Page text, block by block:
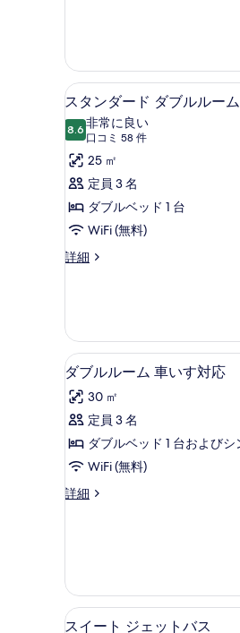
ム
の
す
べ
て
の
写
真
を
表
る
ダ
ブ
ル
ー
の
詳
ス
タ
ン
ダ
ー
ド
ダ
ブ
ー
ム
の
す
べ
て
の
写
示
す
る
7
スタンダード ダブルルーム
8.610 点中 8.6
非常に良い
口コミ 58 件
(口
コ
ミ
58
件)
25 ㎡
定員 3 名
ダブルベッド 1 台
WiFi (無料)
詳細
ス
ド
ダ
ブ
ル
ル
ー
の
詳
ダ
ブ
ル
ル
ー
車
応
の
4
ダブルルーム 車いす対応
30 ㎡
定員 3 名
ダブルベッド 1 台および
WiFi (無料)
詳細
ダ
車
い
す
ス 7
スイート ジェットバス